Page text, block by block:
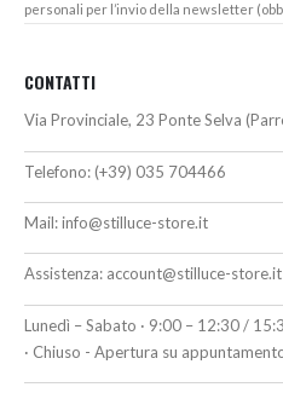
personali per l’invio della newsletter
CONTATTI
Via Provinciale, 23 Ponte Selva
Telefono: (+39) 035 704466
Mail:info@stilluce-store.it
Assistenza: account@stilluce-store.it
Lunedì – Sabato · 9:00 – 12:30 /
· Chiuso - Apertura su